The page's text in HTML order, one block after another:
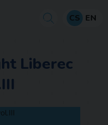
CS EN
Liberec